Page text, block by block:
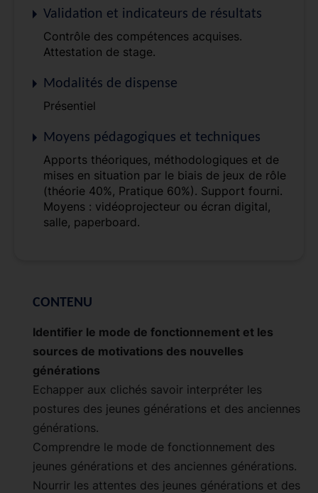
Validation et indicateurs de résultats
Contrôle des compétences acquises.
Attestation de stage.
Modalités de dispense
Présentiel
Moyens pédagogiques et techniques
Apports théoriques, méthodologiques et de
mises en situation par le biais de jeux de rôle
(théorie 40%, Pratique 60%). Support fourni.
Moyens : vidéoprojecteur ou écran digital,
salle, paperboard.
CONTENU
Identifier le mode de fonctionnement et les
sources de motivations des nouvelles
générations
Echapper aux clichés savoir interpréter les
postures des jeunes générations et des anciennes
générations.
Comprendre le mode de fonctionnement des
jeunes générations et des anciennes générations.
Nourrir les attentes des jeunes générations et des